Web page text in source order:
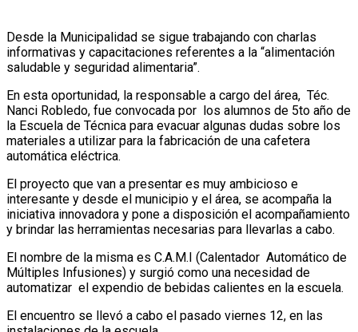
Desde la Municipalidad se sigue trabajando con charlas
informativas y capacitaciones referentes a la “alimentación
saludable y seguridad alimentaria”.
En esta oportunidad, la responsable a cargo del área, Téc.
Nanci Robledo, fue convocada por los alumnos de 5to año de
la Escuela de Técnica para evacuar algunas dudas sobre los
materiales a utilizar para la fabricación de una cafetera
automática eléctrica.
El proyecto que van a presentar es muy ambicioso e
interesante y desde el municipio y el área, se acompaña la
iniciativa innovadora y pone a disposición el acompañamiento
y brindar las herramientas necesarias para llevarlas a cabo.
El nombre de la misma es C.A.M.I (Calentador Automático de
Múltiples Infusiones) y surgió como una necesidad de
automatizar el expendio de bebidas calientes en la escuela.
El encuentro se llevó a cabo el pasado viernes 12, en las